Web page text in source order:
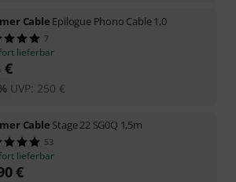
Cable Epilogue Phono Cable 1,0
7
lieferbar
€
UVP: 250 €
Cable Stage 22 SG0Q 1,5m
53
lieferbar
€